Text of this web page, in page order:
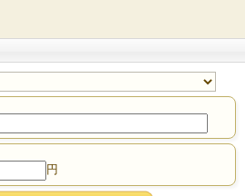
円